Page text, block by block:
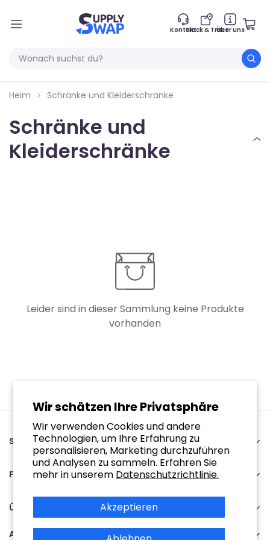
Wir schätzen Ihre Privatsphäre
Wir verwenden Cookies und andere
Technologien, um Ihre Erfahrung zu
personalisieren, Marketing durchzuführen
und Analysen zu sammeln. Erfahren Sie
mehr in unserem Datenschutzrichtlinie.
Akzeptieren
KontaktTrack & TraceÜber uns
Heim Schränke und Kleiderschränke
Schränke und
Kleiderschränke
Leider sind in dieser Sammlung keine Produkte
vorhanden
SupplySwap
89243641 | NL864921925B01
Oude staat 15A 6118AW Nieuwstadt
+31467908091
Service@supplyswap.com
Für Sie
Verfolgen Sie Ihre Bestellung
Über uns
Kontakt
Über Uns
Suche
Abonnieren